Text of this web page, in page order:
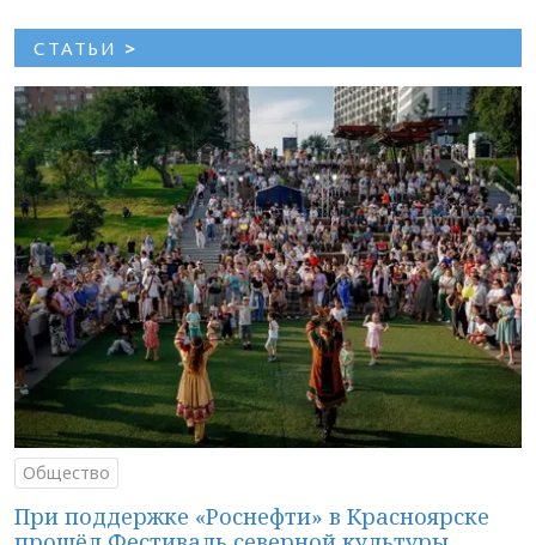
СТАТЬИ >
Общество
При поддержке «Роснефти» в Красноярске